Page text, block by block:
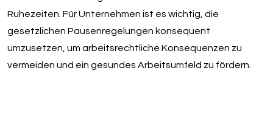
Ruhezeiten. Für Unternehmen ist es wichtig, die
gesetzlichen Pausenregelungen konsequent
umzusetzen, um arbeitsrechtliche Konsequenzen zu
vermeiden und ein gesundes Arbeitsumfeld zu fördern.